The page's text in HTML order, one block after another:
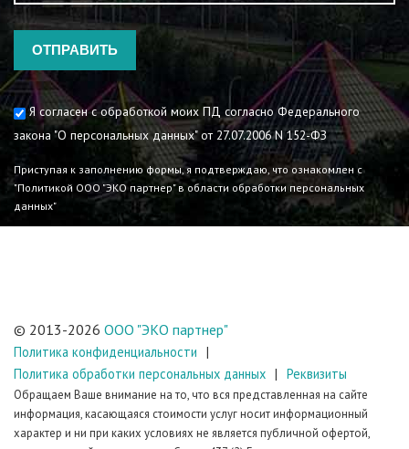
Согласие на обработку
Я согласен с обработкой моих ПД согласно Федерального
закона "О персональных данных" от 27.07.2006 N 152-ФЗ
Приступая к заполнению формы, я подтверждаю, что ознакомлен с
"Политикой ООО "ЭКО партнер" в области обработки персональных
данных"
© 2013-2026 ООО "ЭКО партнер"
Политика конфиденциальности
Политика обработки персональных данных
Реквизиты
Обращаем Ваше внимание на то, что вся представленная на сайте
информация, касающаяся стоимости услуг носит информационный
характер и ни при каких условиях не является публичной офертой,